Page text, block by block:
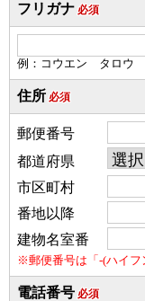
フリガナ 必須
例：コウエン タロウ
住所 必須
郵便番号
都道府県
市区町村
番地以降
建物名室番
※郵便番号は「-(ハイフ
電話番号 必須